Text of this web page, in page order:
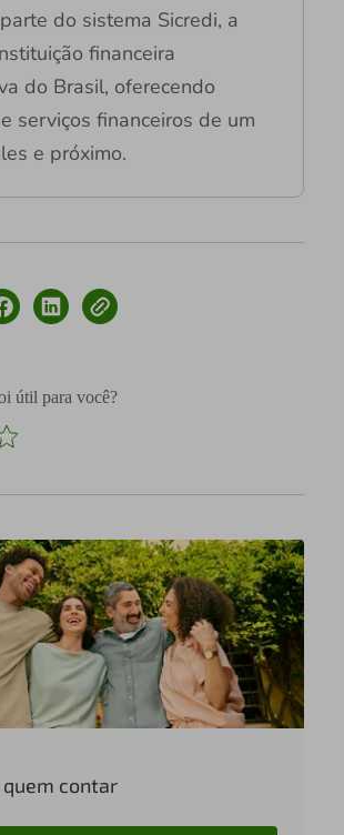
do sistema Sicredi, a
financeira
do Brasil, oferecendo
serviços financeiros de um
e próximo.
útil para você?
contar